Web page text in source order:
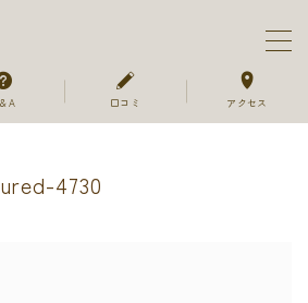
A 口コミ アクセス
4730